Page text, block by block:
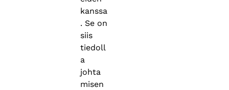
kanssa
. Se on
siis
tiedoll
a
johta
misen